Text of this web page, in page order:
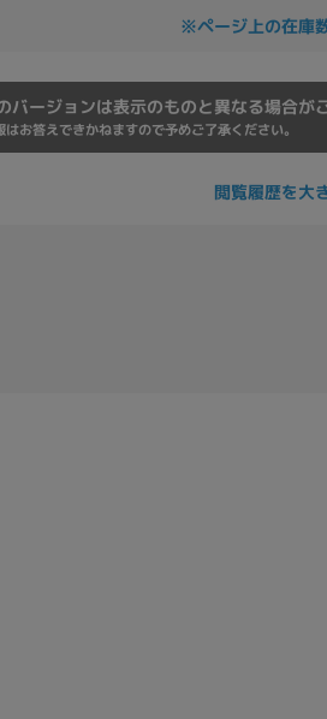
※ページ上の在庫
バージョンは表示のものと異なる場合が
お答えできかねますので予めご了承ください。
閲覧履歴を大
Apple M1 Apple M2
Ryzen 9
Core i7
Core i5 Core i3